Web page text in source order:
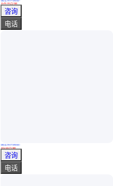
五十铃双排座救险车 防汛抢险排涝车 带行车记录仪 性能稳定
真实性已核验
￥26.00万/辆
湖北随州
咨询
电话
机场照明车 五十铃双排救险车 大型应急排涝车 冷轧钢板 强度牢固
真实性已核验
￥5 .00万/辆
湖北随州
咨询
电话